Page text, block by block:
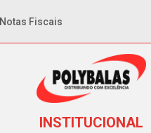
Notas Fiscais
INSTITUCIONAL